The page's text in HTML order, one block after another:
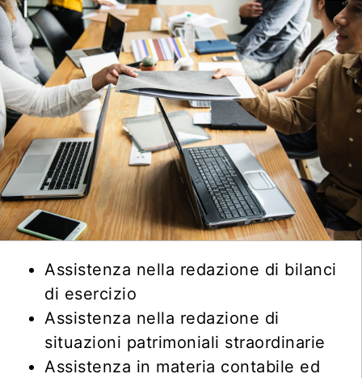
Assistenza nella redazione di bilanci
di esercizio
Assistenza nella redazione di
situazioni patrimoniali straordinarie
Assistenza in materia contabile ed